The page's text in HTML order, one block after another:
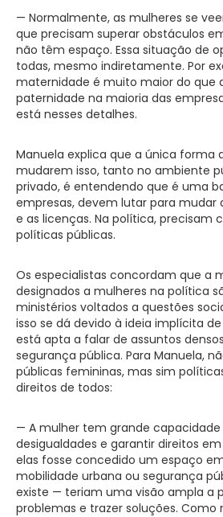
— Normalmente, as mulheres se
que precisam superar obstáculos
não têm espaço. Essa situação de
todas, mesmo indiretamente. Por
maternidade é muito maior do que
paternidade na maioria das
está nesses detalhes.
Manuela explica que a única forma
mudarem isso, tanto no ambiente
privado, é entendendo que é uma
empresas, devem lutar para mudar
e as licenças. Na política, precisam
políticas públicas.
Os especialistas concordam que a
designados a mulheres na política
ministérios voltados a questões
isso se dá devido à ideia implícita
está apta a falar de assuntos
segurança pública. Para Manuela,
públicas femininas, mas sim
direitos de todos:
— A mulher tem grande
desigualdades e garantir direitos
elas fosse concedido um espaço
mobilidade urbana ou segurança
existe — teriam uma visão ampla a
problemas e trazer soluções. Como